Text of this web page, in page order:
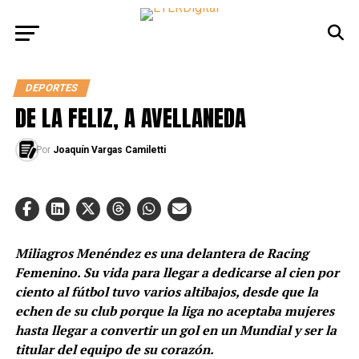
DEPORTES
DE LA FELIZ, A AVELLANEDA
Por Joaquín Vargas Camiletti
Miliagros Menéndez es una delantera de Racing
Femenino. Su vida para llegar a dedicarse al cien por
ciento al fútbol tuvo varios altibajos, desde que la
echen de su club porque la liga no aceptaba mujeres
hasta llegar a convertir un gol en un Mundial y ser la
titular del equipo de su corazón.